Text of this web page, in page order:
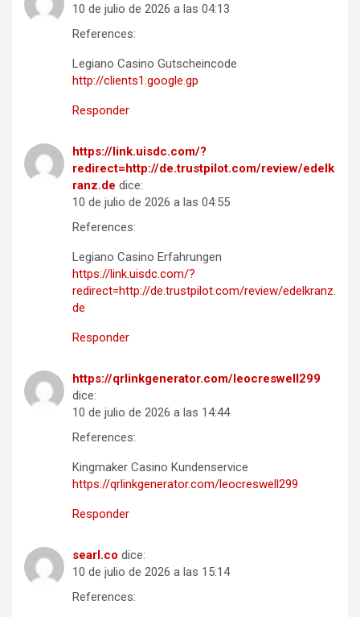
10 de julio de 2026 a las 04:13
References:
Legiano Casino Gutscheincode
http://clients1.google.gp
Responder
https://link.uisdc.com/?
redirect=http://de.trustpilot.com/review/edelk
ranz.de dice:
10 de julio de 2026 a las 04:55
References:
Legiano Casino Erfahrungen
https://link.uisdc.com/?
redirect=http://de.trustpilot.com/review/edelkranz.
de
Responder
https://qrlinkgenerator.com/leocreswell299
dice:
10 de julio de 2026 a las 14:44
References:
Kingmaker Casino Kundenservice
https://qrlinkgenerator.com/leocreswell299
Responder
searl.co dice:
10 de julio de 2026 a las 15:14
References: